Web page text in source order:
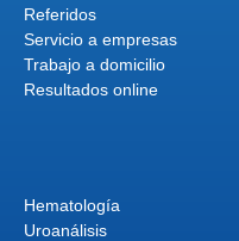
Referidos
Servicio a empresas
Trabajo a domicilio
Resultados online
Hematología
Uroanálisis